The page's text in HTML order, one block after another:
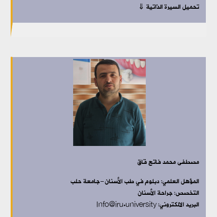
تحميل السيرة الذاتية ⇓
مصطفى محمد فاتح قاق
المؤهل العلمي: دبلومفي طب الأسنان-جامعة حلب
التخصص: جراحة الأسنان
البريد الالكتروني: Info@iru.university